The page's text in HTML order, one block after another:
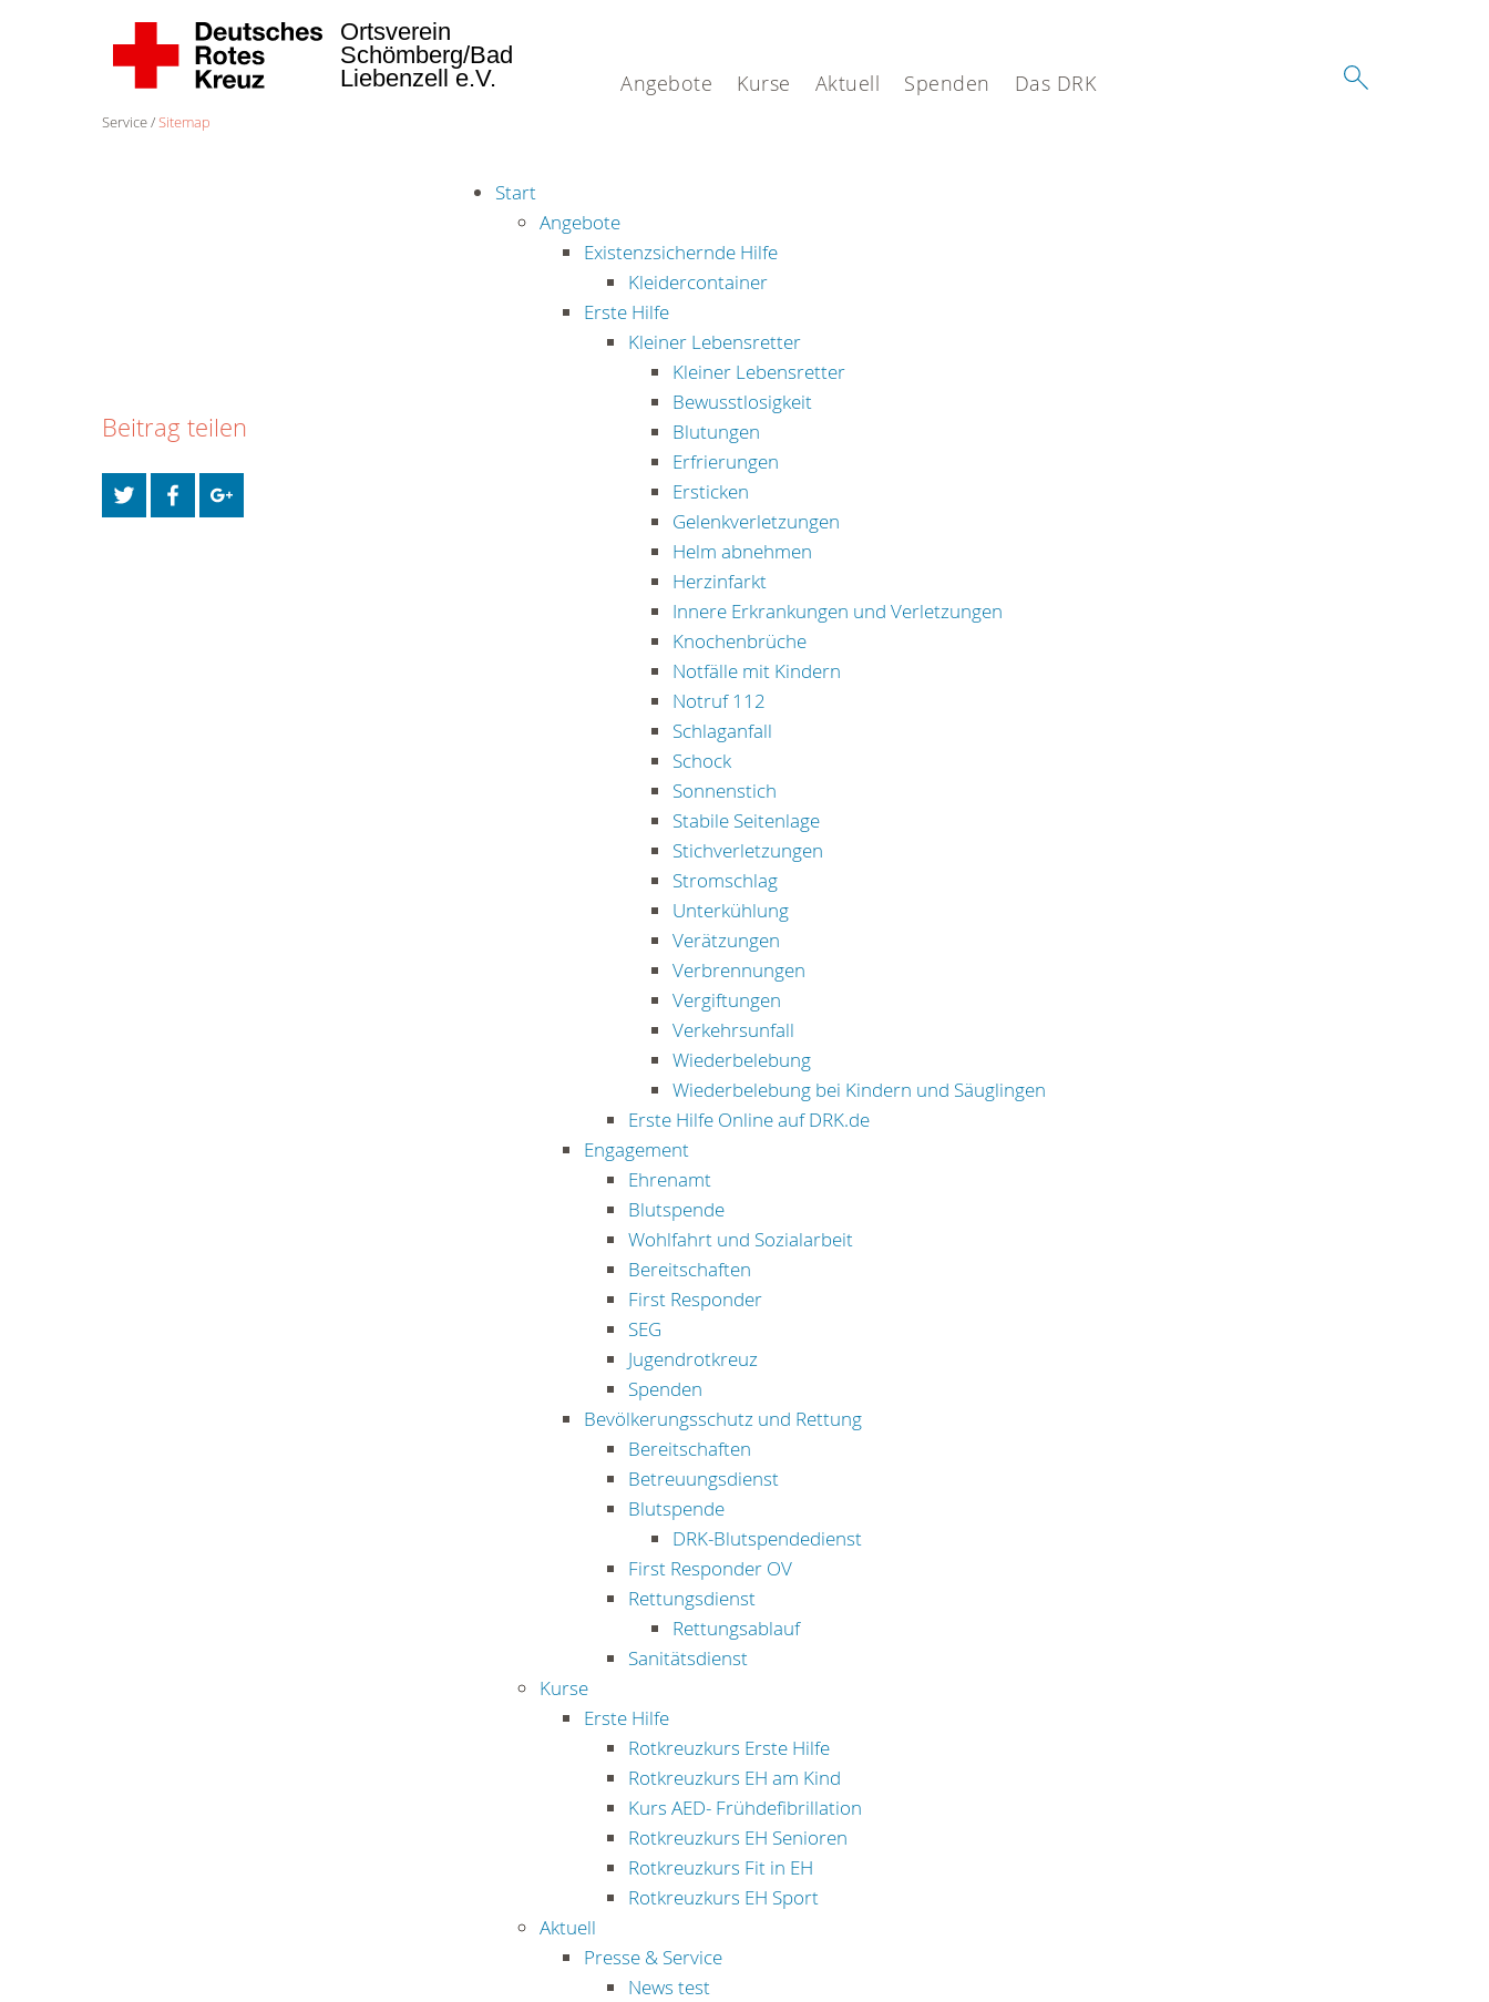
Angebote Kurse Aktuell Spenden Das DRK
Ortsverein
Schömberg/Bad
Liebenzell e.V.
Service Sitemap
Start
Angebote
Existenzsichernde Hilfe
Kleidercontainer
Erste Hilfe
Kleiner Lebensretter
Kleiner Lebensretter
Bewusstlosigkeit
Blutungen
Erfrierungen
Ersticken
Gelenkverletzungen
Helm abnehmen
Herzinfarkt
Innere Erkrankungen und Verletzungen
Knochenbrüche
Notfälle mit Kindern
Notruf 112
Schlaganfall
Schock
Sonnenstich
Stabile Seitenlage
Stichverletzungen
Stromschlag
Unterkühlung
Verätzungen
Verbrennungen
Vergiftungen
Verkehrsunfall
Wiederbelebung
Wiederbelebung bei Kindern und Säuglingen
Erste Hilfe Online auf DRK.de
Engagement
Ehrenamt
Blutspende
Wohlfahrt und Sozialarbeit
Bereitschaften
First Responder
SEG
Jugendrotkreuz
Spenden
Bevölkerungsschutz und Rettung
Bereitschaften
Betreuungsdienst
Blutspende
DRK-Blutspendedienst
First Responder OV
Rettungsdienst
Rettungsablauf
Sanitätsdienst
Kurse
Erste Hilfe
Rotkreuzkurs Erste Hilfe
Rotkreuzkurs EH am Kind
Kurs AED- Frühdefibrillation
Rotkreuzkurs EH Senioren
Rotkreuzkurs Fit in EH
Rotkreuzkurs EH Sport
Aktuell
Presse & Service
News test
Beitrag teilen